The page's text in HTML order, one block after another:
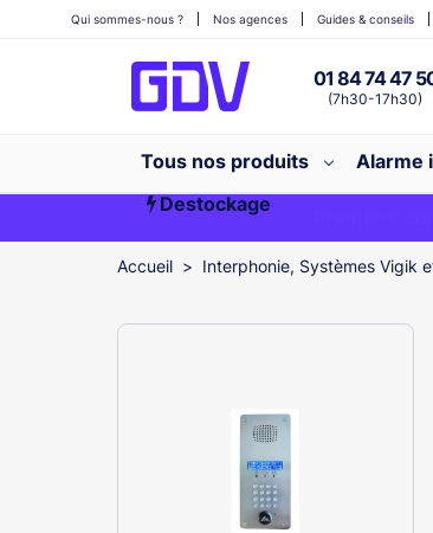
01 84 74 47
(7h30-17h30)
Qui sommes-nous ? Nos agences Guides & conseils
Tous nos produits Alarme
Destockage
Première
Accueil Interphonie, Systèmes Vigik